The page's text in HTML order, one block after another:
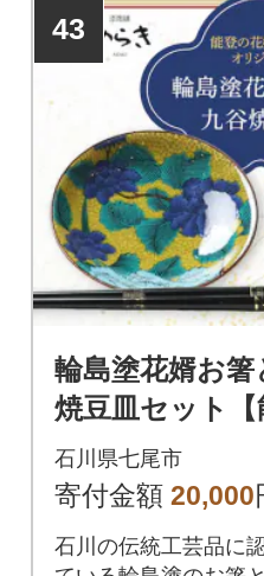
43
輪島塗花婿お箸
焼豆皿セット【
花嫁のれんオリ
ル】
石川県七尾市
寄付金額 20,000
石川の伝統工芸品に